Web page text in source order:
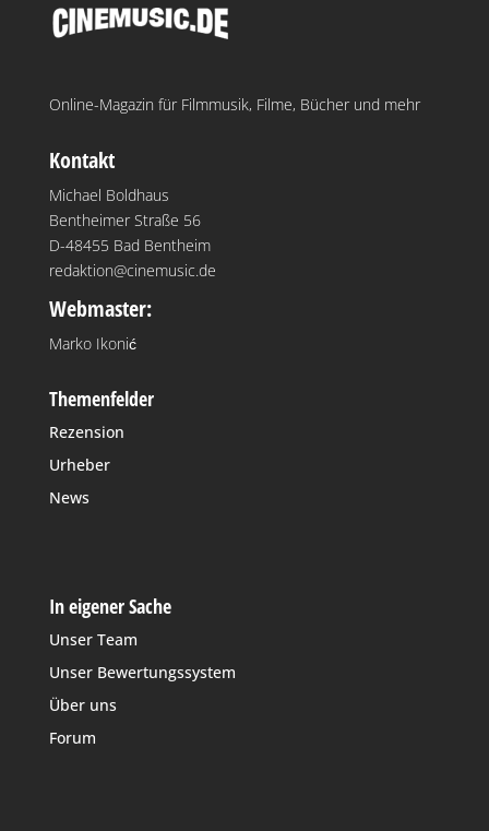
Online-Magazin für Filmmusik, Filme, Bücher und mehr
Kontakt
Michael Boldhaus
Bentheimer Straße 56
D-48455 Bad Bentheim
redaktion@cinemusic.de
Webmaster:
Marko Ikonić
Themenfelder
Rezension
Urheber
News
In eigener Sache
Unser Team
Unser Bewertungssystem
Über uns
Forum